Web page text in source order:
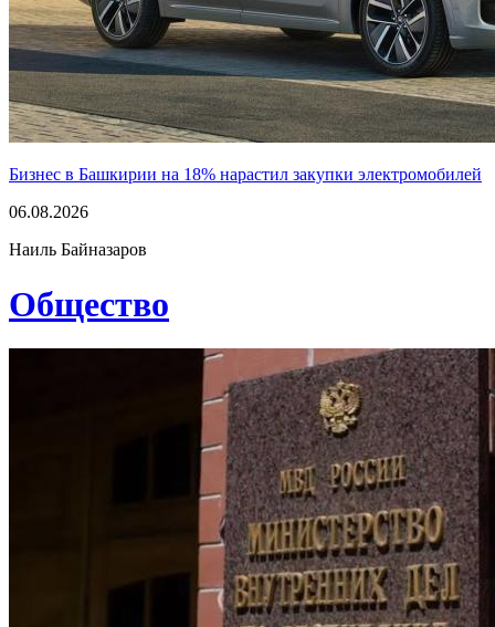
Бизнес в Башкирии на 18% нарастил закупки электромобилей
06.08.2026
Наиль Байназаров
Общество